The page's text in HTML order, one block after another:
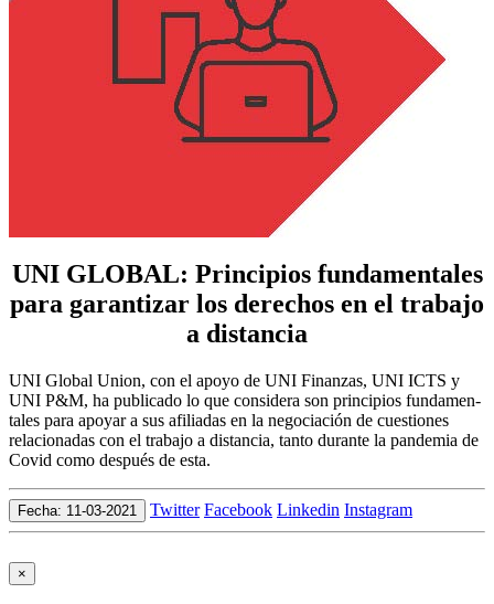
UNI GLOBAL: Principios fundamentales
para garantizar los derechos en el trabajo
a distancia
UNI Global Union, con el apoyo de UNI Finanzas, UNI ICTS y
UNI P&M, ha publicado lo que considera son principios fundamen­
tales para apoyar a sus afiliadas en la negociación de cuestiones
relacionadas con el trabajo a distancia, tanto durante la pandemia de
Covid como después de esta.
Fecha: 11-03-2021 Twitter Facebook Linkedin Instagram
×